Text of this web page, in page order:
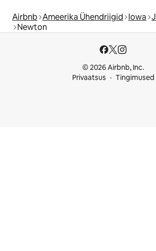
Airbnb Ameerika Ühendriigid Iowa
Newton
© 2026 Airbnb, Inc.
Privaatsus
Tingimused